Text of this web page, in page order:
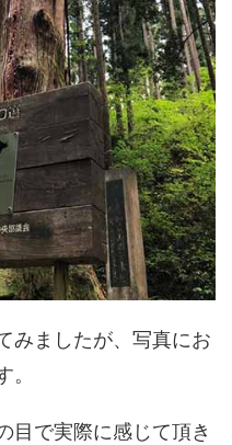
みましたが、写真にお
目で実際に感じて頂き